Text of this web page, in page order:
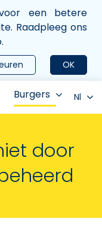
een betere
Raadpleeg ons
OK
Burgers Nl
door